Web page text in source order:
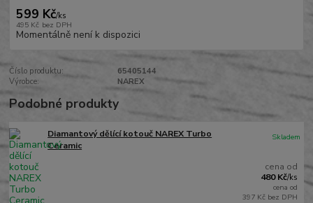
599 Kč/ks
495 Kč bez DPH
Momentálně není k dispozici
Číslo produktu:
65405144
Výrobce:
NAREX
Podobné produkty
Diamantový dělící kotouč NAREX Turbo
Ceramic
cena od
480 Kč/ks
cena od
397 Kč bez DPH
Skladem